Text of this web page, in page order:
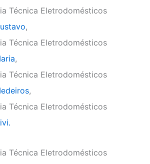
Técnica Eletrodomésticos
,
Técnica Eletrodomésticos
,
Técnica Eletrodomésticos
,
Técnica Eletrodomésticos
Técnica Eletrodomésticos